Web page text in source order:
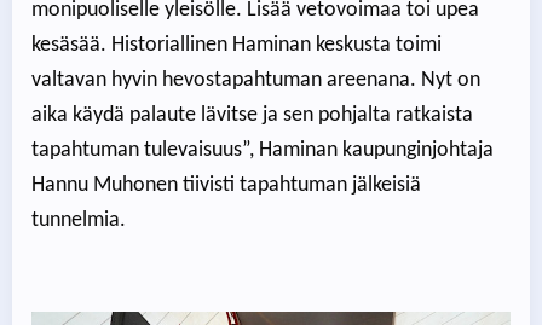
monipuoliselle yleisölle. Lisää vetovoimaa toi upea
kesäsää. Historiallinen Haminan keskusta toimi
valtavan hyvin hevostapahtuman areenana. Nyt on
aika käydä palaute lävitse ja sen pohjalta ratkaista
tapahtuman tulevaisuus”, Haminan kaupunginjohtaja
Hannu Muhonen tiivisti tapahtuman jälkeisiä
tunnelmia.